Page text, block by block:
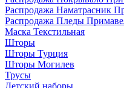
Распродажа Наматрасник
Распродажа Пледы
Маска Текстильная
Шторы
Шторы Турция
Шторы Могилев
Трусы
Детский наборы